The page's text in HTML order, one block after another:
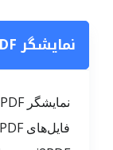
نمایشگر PDF چیست؟